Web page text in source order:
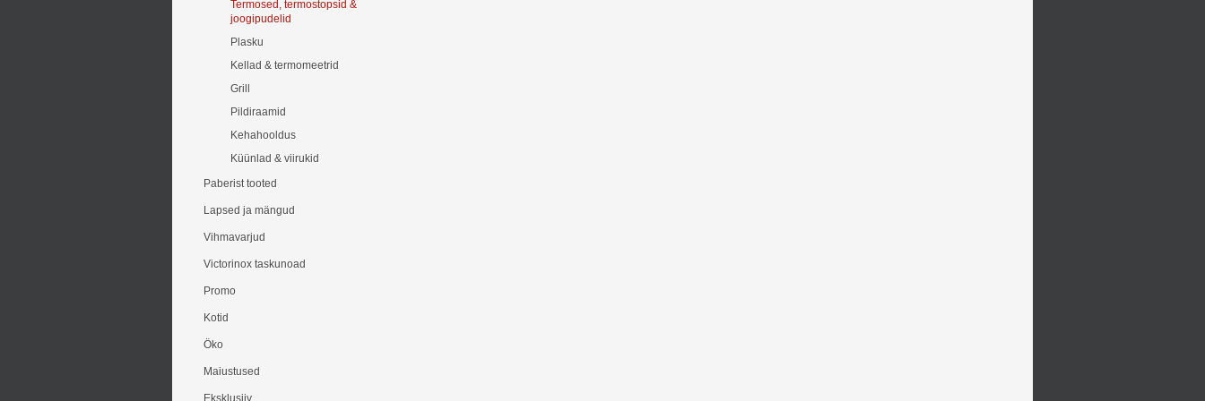
Termosed, termostopsid &
joogipudelid
Plasku
Kellad & termomeetrid
Grill
Pildiraamid
Kehahooldus
Küünlad & viirukid
Paberist tooted
Lapsed ja mängud
Vihmavarjud
Victorinox taskunoad
Promo
Kotid
Öko
Maiustused
Eksklusiiv